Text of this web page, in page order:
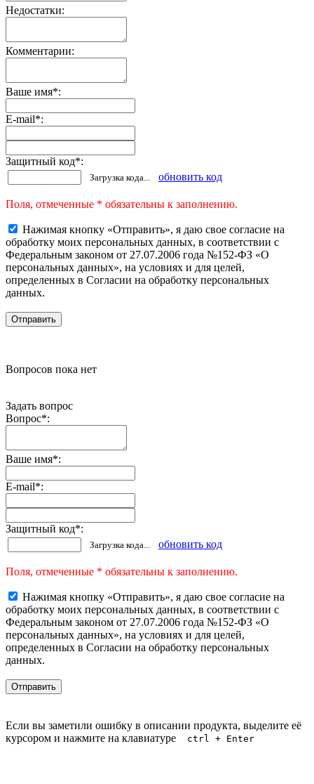
Недостатки:
Комментарии:
Ваше имя*:
E-mail*:
Защитный код*:
Загрузка кода... обновить код
Поля, отмеченные * обязательны к заполнению.
Нажимая кнопку «Отправить», я даю свое согласие на
обработку моих персональных данных, в соответствии с
Федеральным законом от 27.07.2006 года №152-ФЗ «О
персональных данных», на условиях и для целей,
определенных в Согласии на обработку персональных
данных.
Вопросов пока нет
Задать вопрос
Вопрос*:
Ваше имя*:
E-mail*:
Защитный код*:
Загрузка кода... обновить код
Поля, отмеченные * обязательны к заполнению.
Нажимая кнопку «Отправить», я даю свое согласие на
обработку моих персональных данных, в соответствии с
Федеральным законом от 27.07.2006 года №152-ФЗ «О
персональных данных», на условиях и для целей,
определенных в Согласии на обработку персональных
данных.
Если вы заметили ошибку в описании продукта, выделите её
курсором и нажмите на клавиатуре
ctrl + Enter